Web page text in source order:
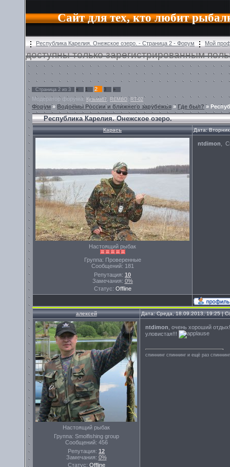
Сайт для тех, кто любит
Республика Карелия. Онежское озеро. - Страница 2 - Форум Мой
доступны только зарегистрированным
Страница 2 из 3 « 1 2 3 »
Модератор форума: Кузьма67 REMBO , RT-02
Форум» Водоёмы России и ближнего зарубежья » Где был? »
Республика Карелия. Онежское озеро.
Карась Дата:
Настоящий рыбак
Группа: Проверенные
Сообщений: 181
Репутация: 10
Замечания: 0%
Статус: Offline
ntdimon ,
алексей Дата: Среда, 18.09.2013, 19:25 |
Настоящий рыбак
Группа: Smolfishing group
Сообщений: 456
Репутация: 12
Замечания: 0%
Статус: Offline
ntdimon , очень хороший
уловистая!!!
спиннинг спиннинг и ещё раз спиннинг